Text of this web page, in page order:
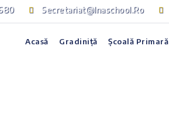
Secretariat@inaschool.ro
Acasă Gradiniță Școală Primară